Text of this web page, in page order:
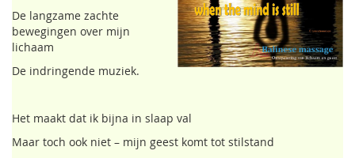
De langzame zachte
bewegingen over mijn
lichaam
De indringende muziek.
Het maakt dat ik bijna in slaap val
Maar toch ook niet – mijn geest komt tot stilstand